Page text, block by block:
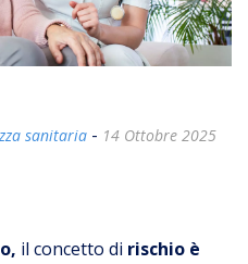
sanitaria - 14 Ottobre 2025
il concetto di rischio è